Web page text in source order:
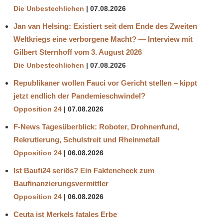
Die Unbestechlichen 07.08.2026
Jan van Helsing: Existiert seit dem Ende des Zweiten
Weltkriegs eine verborgene Macht? — Interview mit
Gilbert Sternhoff vom 3. August 2026
Die Unbestechlichen 07.08.2026
Republikaner wollen Fauci vor Gericht stellen – kippt
jetzt endlich der Pandemieschwindel?
Opposition 24 07.08.2026
F-News Tagesüberblick: Roboter, Drohnenfund,
Rekrutierung, Schulstreit und Rheinmetall
Opposition 24 06.08.2026
Ist Baufi24 seriös? Ein Faktencheck zum
Baufinanzierungsvermittler
Opposition 24 06.08.2026
Ceuta ist Merkels fatales Erbe